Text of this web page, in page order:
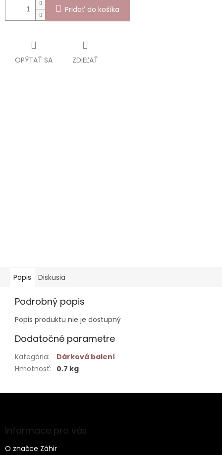
Pridať do košíka
OPÝTAŤ SA ZDIEĽAŤ
Popis Diskusia
Podrobný popis
Popis produktu nie je dostupný
Dodatočné parametre
Kategória:
Dárková balení
Hmotnosť: 0.7 kg
Z
äInformace pro vás
O značce Záhir